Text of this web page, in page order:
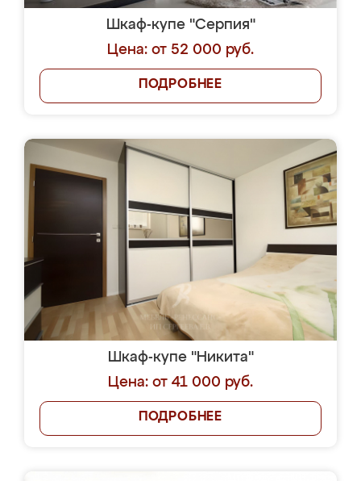
Шкаф-купе "Серпия"
Цена: от 52 000 руб.
ПОДРОБНЕЕ
Шкаф-купе "Никита"
Цена: от 41 000 руб.
ПОДРОБНЕЕ